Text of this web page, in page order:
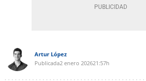
Artur López
Publicada2 enero 202621:57h